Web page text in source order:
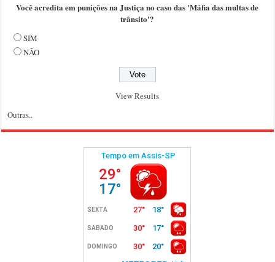
Você acredita em punições na Justiça no caso das 'Máfia das multas de
trânsito'?
SIM
NÃO
View Results
Outras..